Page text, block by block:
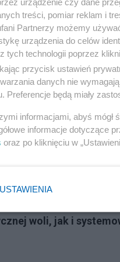
mediów – zarówno
wymagać
informacji,
woli, jak i
treści, pomiar reklam i
Partnerzy możemy
urządzenia do celów
tych technologii poprzez
przycisk ustawień
danych nie
Preferencje będą miały
informacjami, abyś
informacje dotyczące
oraz po kliknięciu w
USTAWIENIA